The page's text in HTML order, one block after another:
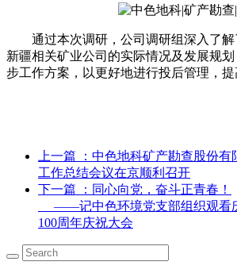
通过本次调研，公司调研组深入了
新疆相关矿业公司的实际情况及发展规
步工作方案，以更好地进行投后管理，提
上一篇
：中色地科矿产勘查股份有
工作总结会议在京顺利召开
下一篇
：同心向党，奋斗正青春！
——记中色环境党支部组织观看
100周年庆祝大会